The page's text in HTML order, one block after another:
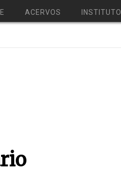
ACERVOS INSTITUTO